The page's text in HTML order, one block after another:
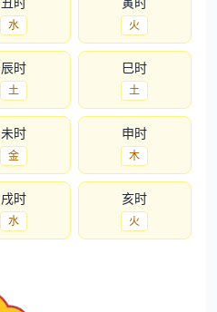
水 火
辰时
土
巳时
土
未时
金
申时
木
戌时
水
亥时
火